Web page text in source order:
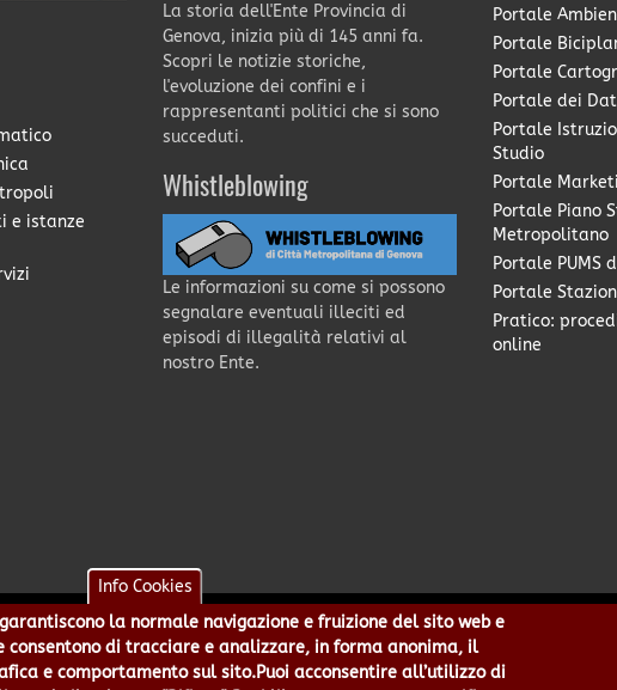
e istanze
La storia dell'Ente Provincia di
Genova, inizia più di 145 anni fa.
Scopri le notizie storiche,
l'evoluzione dei confini e i
rappresentanti politici che si sono
succeduti.
Whistleblowing
Le informazioni su come si possono
segnalare eventuali illeciti ed
episodi di illegalità relativi al
nostro Ente.
Portale
Portale
Portale
Portale dei
Portale
Studio
Portale
Portale Piano
Metropolitano
Portale PUMS
Portale
Pratico:
online
2 -16122 - Genova | CF:80007350103 - P.Iva: 00949170104 | Codice IPA:
5499456 Num.Verde 800 509420 | P.E.C.:
Info Cookies
la normale navigazione e fruizione del sito web e
di tracciare e analizzare, in forma anonima, il
e comportamento sul sito.Puoi acconsentire all’utilizzo di